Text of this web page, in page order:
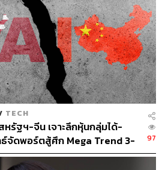
อกสินค้าไปขายให้รัสเซียได้มากขึ้น
ออกไปรัสเซีย ได้แก่ รถยนต์ (เพิ่ม
อิเล็กทรอนิกส์ เครื่องจักร ชิป
ชาวรัสเซียหันมาซื้อรถยนต์แบรนด์
นต์จีนอย่าง Cherry และ Geely
มียอดขายมากเป็นอันดับ 1 และ 2
มาใช้สกุลเงินท้องถิ่นในการ
เลี่ยงการใช้เงินดอลลาร์สหรัฐ
ระหว่างกันในสกุลหยวน-รูเบิล มี
TECH
หรัฐฯ-จีน เจาะลึกหุ้นกลุ่มได้-
ธ์จัดพอร์ตสู้ศึก Mega Trend 3-
97